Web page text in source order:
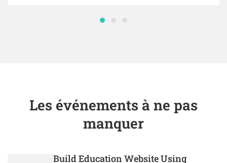
Les événements à ne pas
manquer
Build Education Website Using